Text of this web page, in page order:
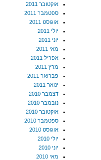
אוקטובר 2011
ספטמבר 2011
אוגוסט 2011
יולי 2011
יוני 2011
מאי 2011
אפריל 2011
מרץ 2011
פברואר 2011
ינואר 2011
דצמבר 2010
נובמבר 2010
אוקטובר 2010
ספטמבר 2010
אוגוסט 2010
יולי 2010
יוני 2010
מאי 2010